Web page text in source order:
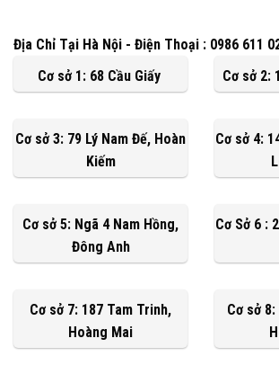
Địa Chỉ Tại Hà Nội - Điện Thoại : 0986 611
Cơ sở 1: 68 Cầu Giấy
Cơ sở 2:
Cơ sở 3: 79 Lý Nam Đế, Hoàn
Kiếm
Cơ sở 4:
Cơ sở 5: Ngã 4 Nam Hồng,
Đông Anh
Cơ Sở 6 :
Cơ sở 7: 187 Tam Trinh,
Hoàng Mai
Cơ sở